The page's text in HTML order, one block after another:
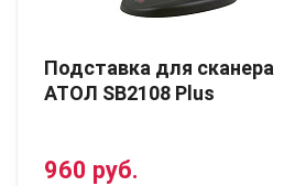
Подставка для сканера
АТОЛ SB2108 Plus
960 руб.